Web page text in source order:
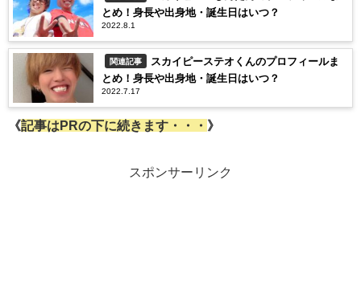
とめ！身長や出身地・誕生日はいつ？
2022.8.1
関連記事
スカイピーステオくんのプロフィールま
とめ！身長や出身地・誕生日はいつ？
2022.7.17
《記事はPRの下に続きます・・・ 》
スポンサーリンク